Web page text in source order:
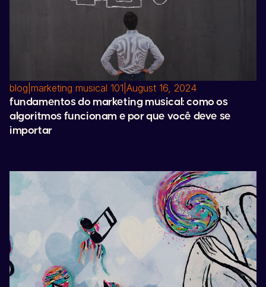
blog marketing musical 101 August 16, 2024
fundamentos do marketing musical: como os
algoritmos funcionam e por que você deve se
importar